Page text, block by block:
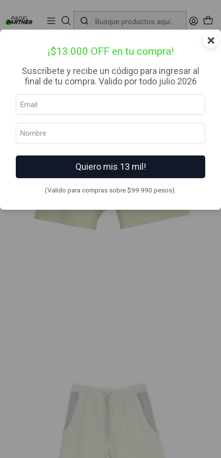
×
¡$13.000 OFF en tu compra!
Suscríbete y recibe un código para ingresar al
final de tu compra. Valido por todo julio 2026
Quiero mis 13 mil!
(Valido para compras sobre $99.990 pesos).
📦 Envío Gratis desde $99.990 — Entrega en RM el mismo día🔥Compra
antes de las 12:00 hrs (día hábil) y recibe hoy mismo.